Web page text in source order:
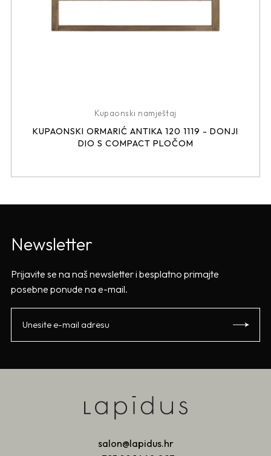
Kupaonski namještaj
KUPAONSKI ORMARIĆ ANTIKA 120 1119 - DONJI
DIO S COMPACT PLOČOM
Newsletter
Prijavite se na naš newsletter i besplatno primajte
posebne ponude na e-mail.
salon@lapidus.hr